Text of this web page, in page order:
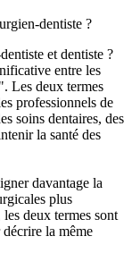
dentiste ?
et dentiste ?
entre les
Les deux termes
professionnels de
soins dentaires, des
la santé des
davantage la
plus
deux termes sont
la même